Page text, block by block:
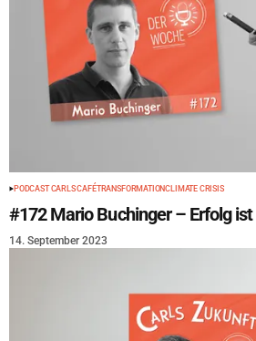
PODCAST CARLS CAFÉTRANSFORMATIONCLIMATE CRISIS
#172 Mario Buchinger – Erfolg
14. September 2023